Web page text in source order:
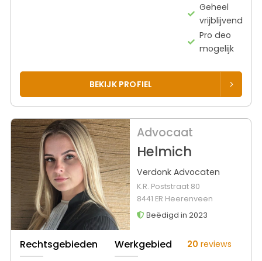
Geheel
vrijblijvend
Pro deo
mogelijk
BEKIJK PROFIEL
Advocaat
Helmich
Verdonk Advocaten
K.R. Poststraat 80
8441 ER Heerenveen
Beëdigd in 2023
Rechtsgebieden Werkgebied 20 reviews